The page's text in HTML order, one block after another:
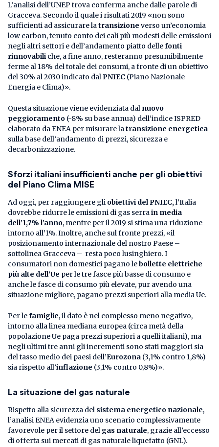
L’analisi dell’UNEP trova conferma anche dalle parole di
Gracceva. Secondo il quale i risultati 2019 «non sono
sufficienti ad assicurare latransizione verso un’economia
low carbon, tenuto conto dei cali più modesti delle emissioni
negli altri settori e dell’andamento piatto dellefonti
rinnovabili che, a fine anno, resteranno presumibilmente
ferme al 18% del totale dei consumi, a fronte di un obiettivo
del 30% al 2030 indicato dalPNIEC (Piano Nazionale
Energia e Clima)».
Questa situazione viene evidenziata dal nuovo
peggioramento (-8% su base annua) dell’indice ISPRED
elaborato da ENEA per misurare latransizione energetica
sulla base dell’andamento di prezzi, sicurezza e
decarbonizzazione.
Sforzi italiani insufficienti anche per gli obiettivi
del Piano Clima MISE
Ad oggi, per raggiungere gli obiettivi del PNIEC,l’Italia
dovrebbe ridurre le emissioni di gas serrain media
dell’1,7% l’anno, mentre per il 2019 si stima una riduzione
intorno all’1%. Inoltre, anche sul fronte prezzi, «il
posizionamento internazionale del nostro Paese –
sottolinea Gracceva – resta poco lusinghiero. I
consumatori non domestici pagano lebollette elettriche
più alte dell’Ue per le tre fasce più basse di consumo e
anche le fasce di consumo più elevate, pur avendo una
situazione migliore, pagano prezzi superiori alla media Ue.
Per lefamiglie, il dato è nel complesso meno negativo,
intorno alla linea mediana europea (circa metà della
popolazione Ue paga prezzi superiori a quelli italiani), ma
negli ultimi tre anni gli incrementi sono stati maggiori sia
del tasso medio dei paesi dell’Eurozona (3,1% contro 1,8%)
sia rispetto all’inflazione (3,1% contro 0,8%)».
La situazione del gas naturale
Rispetto alla sicurezza del sistema energetico nazionale,
l’analisi ENEA evidenzia uno scenario complessivamente
favorevole per il settore del gas naturale, grazie all’eccesso
di offerta sui mercati di gas naturale liquefatto (GNL).